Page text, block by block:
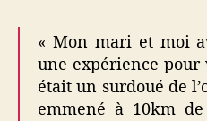
« Mon mari et moi
une expérience
était un surdoué de
emmené à 10km